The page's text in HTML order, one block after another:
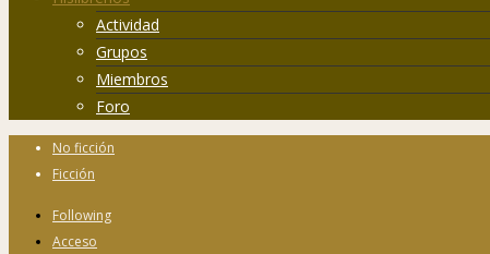
Actividad
Grupos
Miembros
Foro
No ficción
Ficción
Following
Acceso